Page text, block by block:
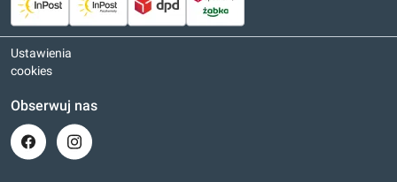
Ustawienia
cookies
Obserwuj nas